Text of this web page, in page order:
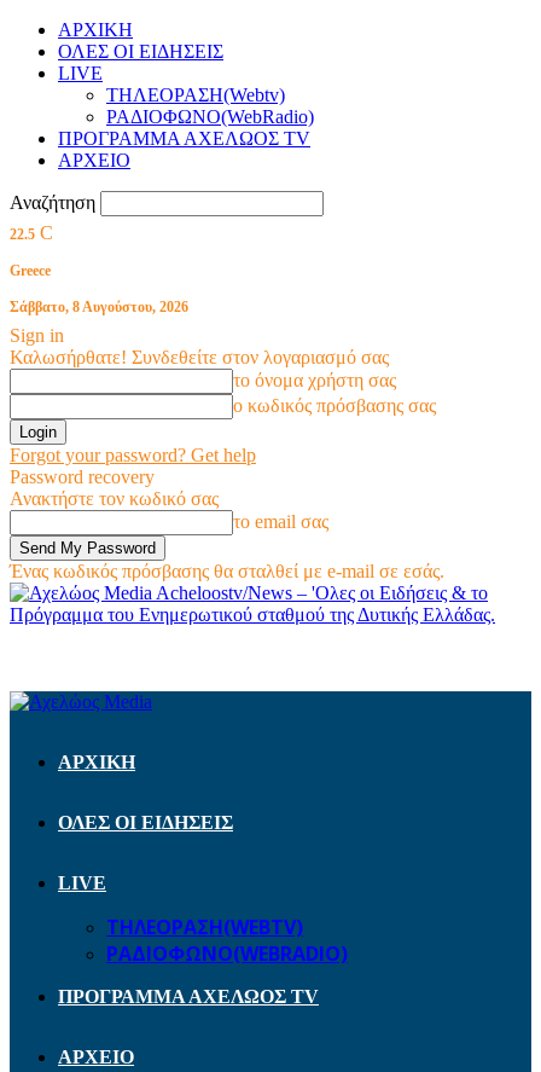
ΑΡΧΙΚΗ
ΟΛΕΣ ΟΙ ΕΙΔΗΣΕΙΣ
LIVE
ΤΗΛΕΟΡΑΣΗ(Webtv)
ΡΑΔΙΟΦΩΝΟ(WebRadio)
ΠΡΟΓΡΑΜΜΑ ΑΧΕΛΩΟΣ TV
ΑΡΧΕΙΟ
Αναζήτηση
22.5 C
Greece
Σάββατο, 8 Αυγούστου, 2026
Sign in
Καλωσήρθατε! Συνδεθείτε στον λογαριασμό σας
το όνομα χρήστη σας
ο κωδικός πρόσβασης σας
Forgot your password? Get help
Password recovery
Ανακτήστε τον κωδικό σας
το email σας
Ένας κωδικός πρόσβασης θα σταλθεί με e-mail σε εσάς.
Acheloostv/News – 'Ολες οι Ειδήσεις & το
Πρόγραμμα του Ενημερωτικού σταθμού της Δυτικής Ελλάδας.
ΑΡΧΙΚΗ
ΟΛΕΣ ΟΙ ΕΙΔΗΣΕΙΣ
LIVE
ΤΗΛΕΟΡΑΣΗ(WEBTV)
ΡΑΔΙΟΦΩΝΟ(WEBRADIO)
ΠΡΟΓΡΑΜΜΑ ΑΧΕΛΩΟΣ TV
ΑΡΧΕΙΟ